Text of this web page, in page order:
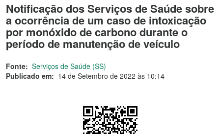
Notificação dos Serviços de Saúde sobre
a ocorrência de um caso de intoxicação
por monóxido de carbono durante o
período de manutenção de veículo
Fonte: Serviços de Saúde (SS)
Publicado em: 14 de Setembro de 2022 às 10:14